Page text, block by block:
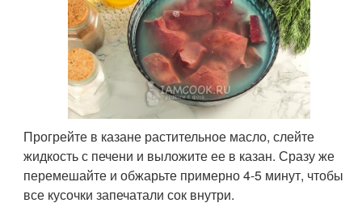
Прогрейте в казане растительное масло, слейте
жидкость с печени и выложите ее в казан. Сразу же
перемешайте и обжарьте примерно 4-5 минут, чтобы
все кусочки запечатали сок внутри.